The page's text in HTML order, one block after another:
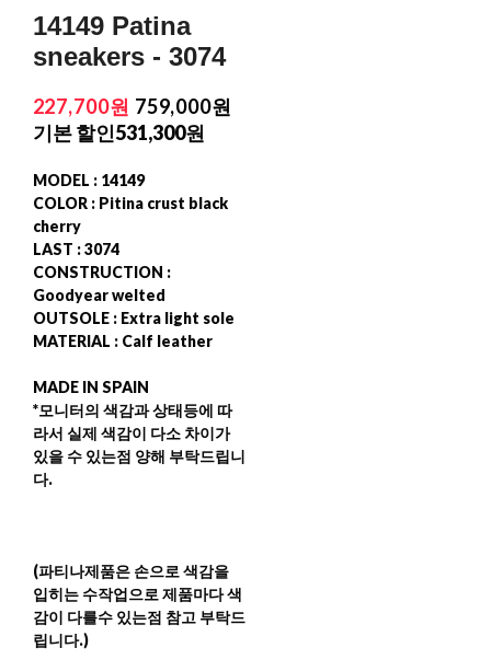
14149 Patina
sneakers - 3074
227,700원 759,000원
기본 할인531,300원
MODEL : 14149
COLOR : Pitina crust black
cherry
LAST : 3074
CONSTRUCTION :
Goodyear welted
OUTSOLE : Extra light sole
MATERIAL : Calf leather
MADE IN SPAIN
*모니터의 색감과 상태등에 따
라서 실제 색감이 다소 차이가
있을 수 있는점 양해 부탁드립니
다.
(파티나제품은 손으로 색감을
입히는 수작업으로 제품마다 색
감이 다를수 있는점 참고 부탁드
립니다.)